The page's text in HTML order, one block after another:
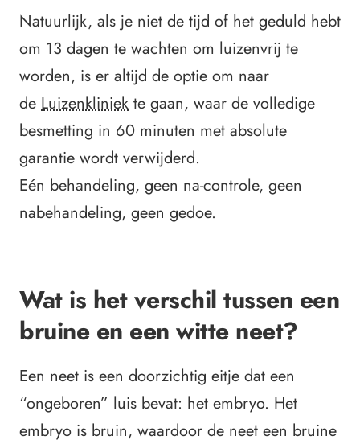
Natuurlijk, als je niet de tijd of het geduld hebt
om 13 dagen te wachten om luizenvrij te
worden, is er altijd de optie om naar
de Luizenkliniek te gaan, waar de volledige
besmetting in 60 minuten met absolute
garantie wordt verwijderd.
Eén behandeling, geen na-controle, geen
nabehandeling, geen gedoe.
Wat is het verschil tussen een
bruine en een witte neet?
Een neet is een doorzichtig eitje dat een
“ongeboren” luis bevat: het embryo. Het
embryo is bruin, waardoor de neet een bruine